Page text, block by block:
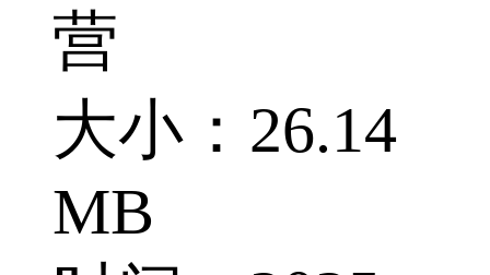
营
大小：26.14
MB